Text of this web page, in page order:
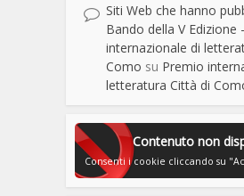
Siti Web che hanno
Bando della V Edizione
internazionale di
Como su Premio
letteratura Città di
Contenuto non
Consenti i cookie cliccando su